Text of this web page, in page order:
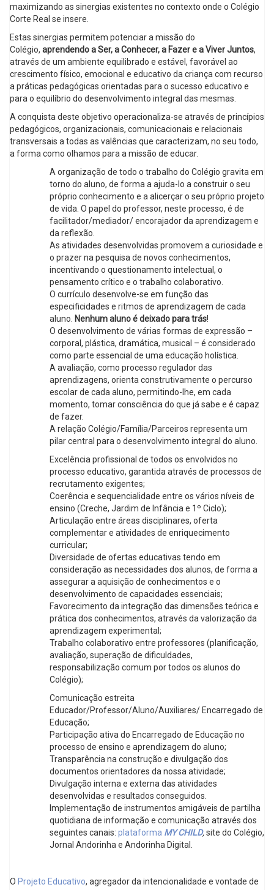
maximizando as sinergias existentes no contexto onde o Colégio
Corte Real se insere.
Estas sinergias permitem potenciar a missão do
Colégio, aprendendo a Ser, a Conhecer, a Fazer e a Viver Juntos,
através de um ambiente equilibrado e estável, favorável ao
crescimento físico, emocional e educativo da criança com recurso
a práticas pedagógicas orientadas para o sucesso educativo e
para o equilíbrio do desenvolvimento integral das mesmas.
A conquista deste objetivo operacionaliza-se através de princípios
pedagógicos, organizacionais, comunicacionais e relacionais
transversais a todas as valências que caracterizam, no seu todo,
a forma como olhamos para a missão de educar.
A organização de todo o trabalho do Colégio gravita em
torno do aluno, de forma a ajuda-lo a construir o seu
próprio conhecimento e a alicerçar o seu próprio projeto
de vida. O papel do professor, neste processo, é de
facilitador/mediador/ encorajador da aprendizagem e
da reflexão.
As atividades desenvolvidas promovem a curiosidade e
o prazer na pesquisa de novos conhecimentos,
incentivando o questionamento intelectual, o
pensamento crítico e o trabalho colaborativo.
O currículo desenvolve-se em função das
especificidades e ritmos de aprendizagem de cada
aluno. Nenhum aluno é deixado para trás!
O desenvolvimento de várias formas de expressão –
corporal, plástica, dramática, musical – é considerado
como parte essencial de uma educação holística.
A avaliação, como processo regulador das
aprendizagens, orienta construtivamente o percurso
escolar de cada aluno, permitindo-lhe, em cada
momento, tomar consciência do que já sabe e é capaz
de fazer.
A relação Colégio/Família/Parceiros representa um
pilar central para o desenvolvimento integral do aluno.
Excelência profissional de todos os envolvidos no
processo educativo, garantida através de processos de
recrutamento exigentes;
Coerência e sequencialidade entre os vários níveis de
ensino (Creche, Jardim de Infância e 1º Ciclo);
Articulação entre áreas disciplinares, oferta
complementar e atividades de enriquecimento
curricular;
Diversidade de ofertas educativas tendo em
consideração as necessidades dos alunos, de forma a
assegurar a aquisição de conhecimentos e o
desenvolvimento de capacidades essenciais;
Favorecimento da integração das dimensões teórica e
prática dos conhecimentos, através da valorização da
aprendizagem experimental;
Trabalho colaborativo entre professores (planificação,
avaliação, superação de dificuldades,
responsabilização comum por todos os alunos do
Colégio);
Comunicação estreita
Educador/Professor/Aluno/Auxiliares/ Encarregado de
Educação;
Participação ativa do Encarregado de Educação no
processo de ensino e aprendizagem do aluno;
Transparência na construção e divulgação dos
documentos orientadores da nossa atividade;
Divulgação interna e externa das atividades
desenvolvidas e resultados conseguidos.
Implementação de instrumentos amigáveis de partilha
quotidiana de informação e comunicação através dos
seguintes canais: plataforma MY CHILD,site do Colégio,
Jornal Andorinha e Andorinha Digital.
O Projeto Educativo, agregador da intencionalidade e vontade de